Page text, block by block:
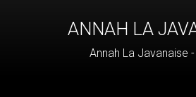
ANNAH LA
Annah La Javanaise